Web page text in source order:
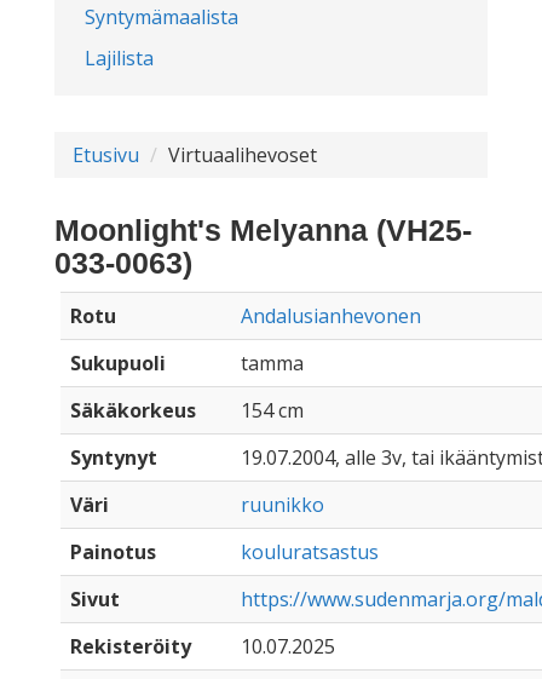
Syntymämaalista
Lajilista
Etusivu Virtuaalihevoset
Moonlight's Melyanna (VH25-
033-0063)
Rotu
Andalusianhevonen
Sukupuoli
tamma
Säkäkorkeus
154 cm
Syntynyt
19.07.2004, alle 3v, tai
Väri
ruunikko
Painotus
kouluratsastus
Sivut
https://www.sudenmarja.org/
Rekisteröity
10.07.2025